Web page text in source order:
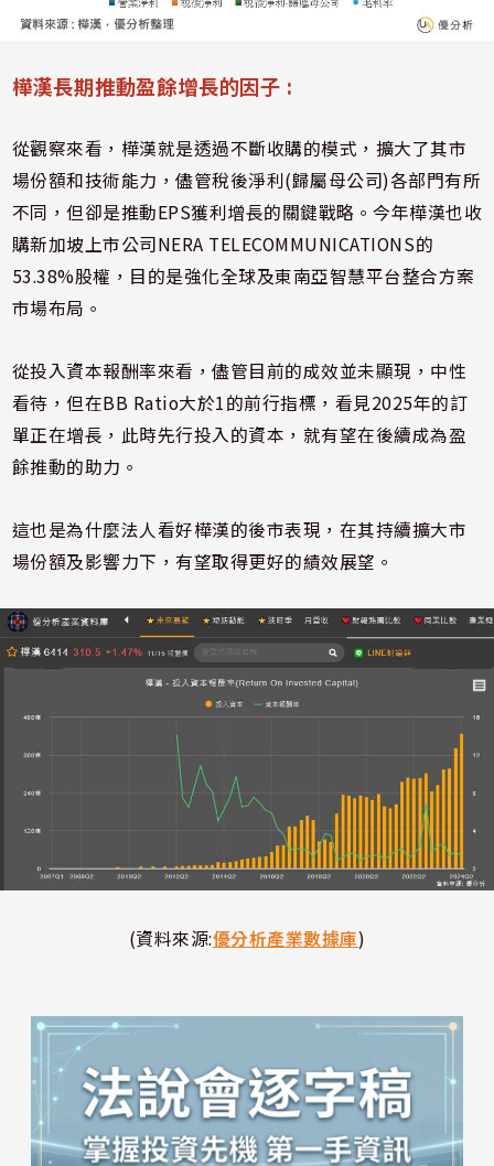
樺漢長期推動盈餘增長的因子 :
從觀察來看，樺漢就是透過不斷收購的模式，擴大了其市
場份額和技術能力，儘管稅後淨利(歸屬母公司)各部門有所
不同，但卻是推動EPS獲利增長的關鍵戰略。今年樺漢也收
購新加坡上市公司NERA TELECOMMUNICATIONS的
53.38%股權，目的是強化全球及東南亞智慧平台整合方案
市場布局。
從投入資本報酬率來看，儘管目前的成效並未顯現，中性
看待，但在BB Ratio大於1的前行指標，看見2025年的訂
單正在增長，此時先行投入的資本，就有望在後續成為盈
餘推動的助力。
這也是為什麼法人看好樺漢的後市表現，在其持續擴大市
場份額及影響力下，有望取得更好的績效展望。
(資料來源:優分析產業數據庫)